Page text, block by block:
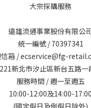
大宗採購服務
遠雄流通事業股份有限公
統一編號 / 70397341
信箱 / ecservice@fg-
新北市汐止區新台五路一
服務時間 / 週一至週五
10:00-12:00及14:00-17:00
(國定假日及例假日除外)